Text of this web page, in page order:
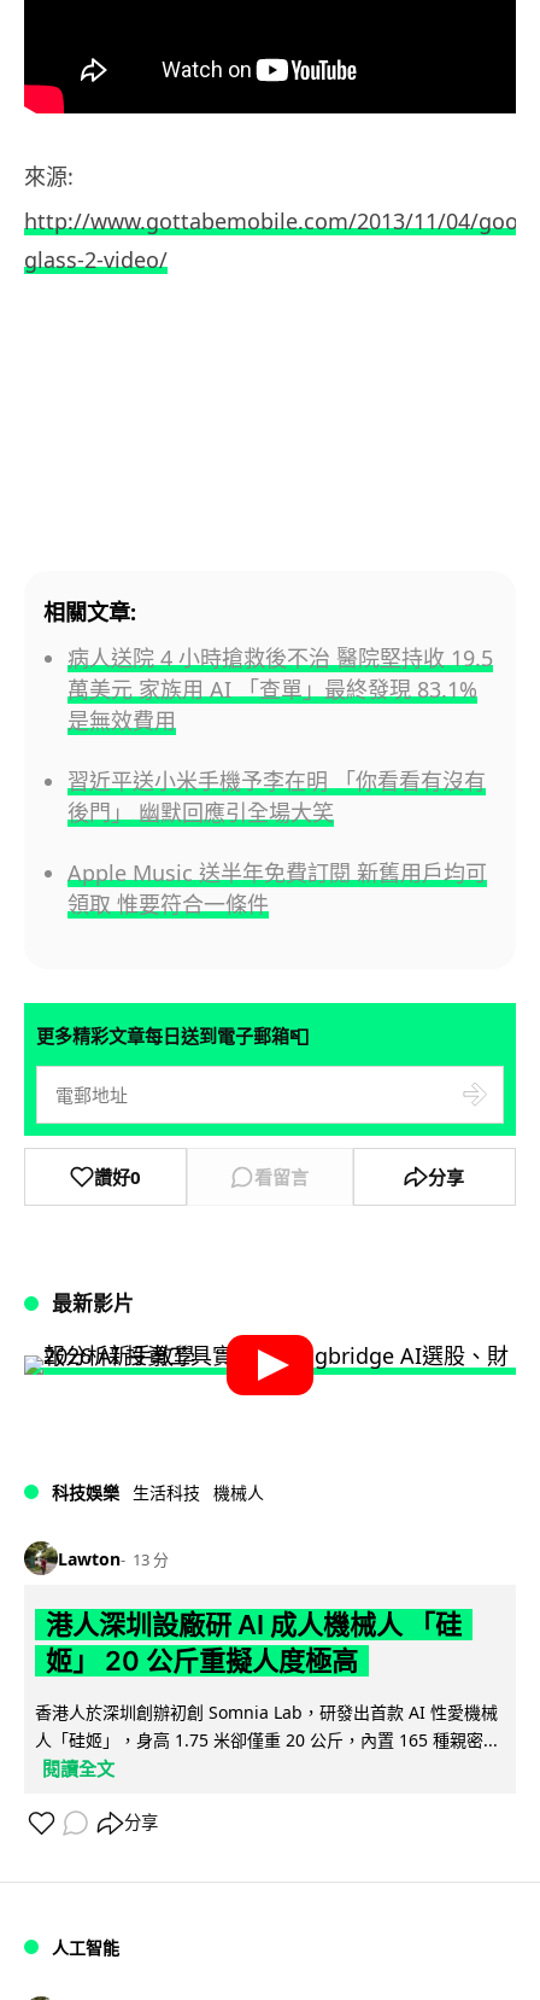
來源:
http://www.gottabemobile.com/2013/11/04/
glass-2-video/
相關文章:
病人送院 4 小時搶救後不治 醫院堅持收 19.5
萬美元 家族用 AI 「查單」最終發現 83.1%
是無效費用
習近平送小米手機予李在明 「你看看有沒有
後門」 幽默回應引全場大笑
Apple Music 送半年免費訂閱 新舊用戶均可
領取 惟要符合一條件
更多精彩文章每日送到電子郵箱📮
讚好0 看留言 分享
最新影片
科技娛樂 生活科技 機械人
Lawton 13 分
港人深圳設廠研 AI 成人機械人 「硅
姬」 20 公斤重擬人度極高
香港人於深圳創辦初創 Somnia Lab，研發出首款 AI 性愛機械
人「硅姬」，身高 1.75 米卻僅重 20 公斤，內置 165 種親密...
閱讀全文
分享
人工智能